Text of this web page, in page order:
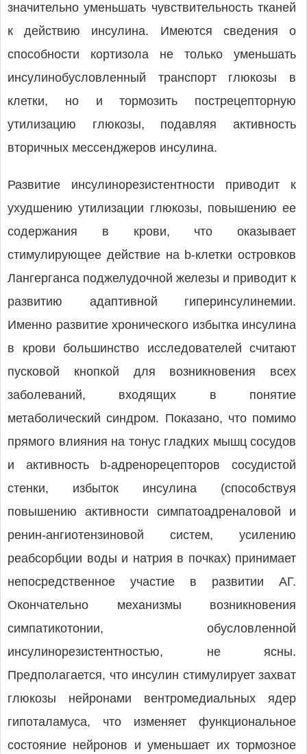
значительно уменьшать чувствительность тканей
к действию инсулина. Имеются сведения о
способности кортизола не только уменьшать
инсулинобусловленный транспорт глюкозы в
клетки, но и тормозить пострецепторную
утилизацию глюкозы, подавляя активность
вторичных мессенджеров инсулина.
Развитие инсулинорезистентности приводит к
ухудшению утилизации глюкозы, повышению ее
содержания в крови, что оказывает
стимулирующее действие на b-клетки островков
Лангерганса поджелудочной железы и приводит к
развитию адаптивной гиперинсулинемии.
Именно развитие хронического избытка инсулина
в крови большинство исследователей считают
пусковой кнопкой для возникновения всех
заболеваний, входящих в понятие
метаболический синдром. Показано, что помимо
прямого влияния на тонус гладких мышц сосудов
и активность b-адренорецепторов сосудистой
стенки, избыток инсулина (способствуя
повышению активности симпатоадреналовой и
ренин-ангиотензиновой систем, усилению
реабсорбции воды и натрия в почках) принимает
непосредственное участие в развитии АГ.
Окончательно механизмы возникновения
симпатикотонии, обусловленной
инсулинорезистентностью, не ясны.
Предполагается, что инсулин стимулирует захват
глюкозы нейронами вентромедиальных ядер
гипоталамуса, что изменяет функциональное
состояние нейронов и уменьшает их тормозное